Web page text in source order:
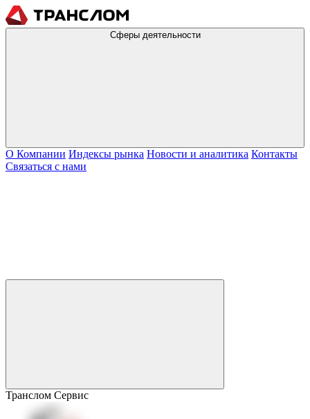
Сферы деятельности
О Компании Индексы рынка Новости и аналитика Контакты
Связаться с нами
Транслом Сервис